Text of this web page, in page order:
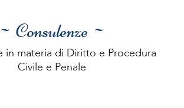
~ Consulenze ~
in materia di Diritto e Procedura
Civile e Penale